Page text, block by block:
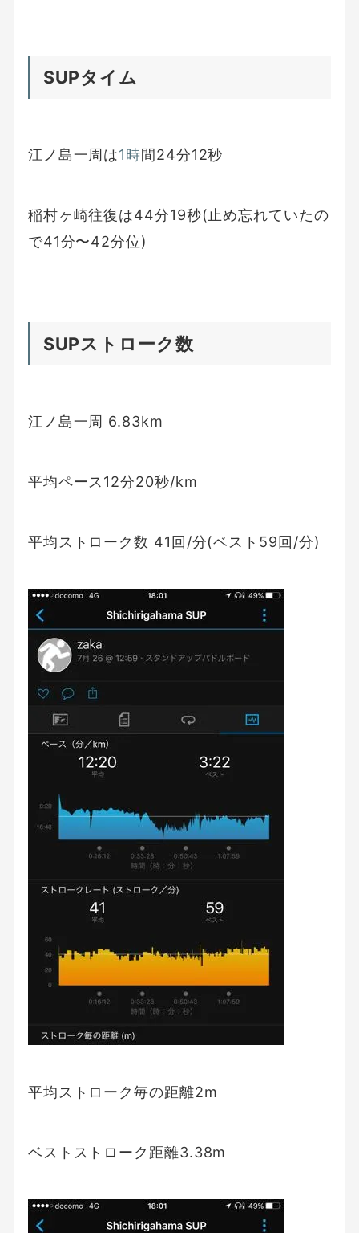
SUPタイム
江ノ島一周は1時間24分12秒
稲村ヶ崎往復は44分19秒(止め忘れていたの
で41分〜42分位)
SUPストローク数
江ノ島一周 6.83km
平均ペース12分20秒/km
平均ストローク数 41回/分(ベスト59回/分)
平均ストローク毎の距離2m
ベストストローク距離3.38m